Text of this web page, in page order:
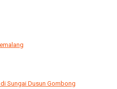
Sungai Dusun Gombong